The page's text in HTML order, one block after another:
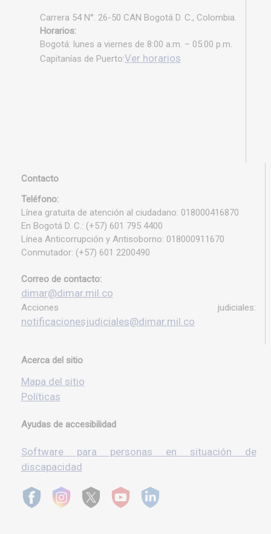
Carrera 54 N°. 26-50 CAN Bogotá D. C., Colombia.
Horarios:
Bogotá: lunes a viernes de 8:00 a.m. – 05:00 p.m.
Capitanías de Puerto:Ver horarios
Contacto
Teléfono:
Línea gratuita de atención al ciudadano: 018000416870
En Bogotá D. C.: (+57) 601 795 4400
Línea Anticorrupción y Antisoborno: 018000911670
Conmutador: (+57) 601 2200490
Correo de contacto:
dimar@dimar.mil.co
Acciones judiciales:
notificacionesjudiciales@dimar.mil.co
Acerca del sitio
Mapa del sitio
Políticas
Ayudas de accesibilidad
Software para personas en situación de
discapacidad